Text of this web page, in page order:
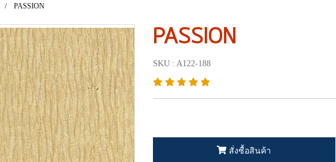
PASSION
PASSION
SKU : A122-188
สั่งซื้อสินค้า